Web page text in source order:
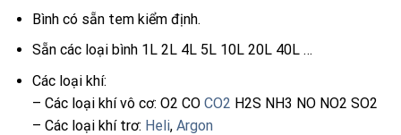
Bình có sẵn tem kiểm định.
Sẵn các loại bình 1L 2L 4L 5L 10L 20L 40L …
Các loại khí:
– Các loại khí vô cơ: O2 CO CO2 H2S NH3 NO NO2 SO2
– Các loại khí trơ: Heli, Argon